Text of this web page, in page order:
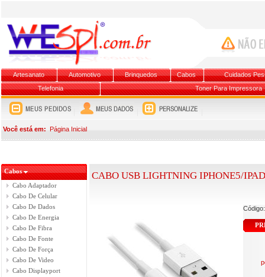
Artesanato Automotivo Brinquedos Cabos
Cuidados
Telefonia
Toner Para Impressora
Você está em: Página Inicial
Cabos
Cabo Adaptador
Cabo De Celular
Cabo De Dados
Cabo De Energia
Cabo De Fibra
Cabo De Fonte
Cabo De Força
Cabo De Video
Cabo Displayport
CABO USB LIGHTNING IPHONE5/